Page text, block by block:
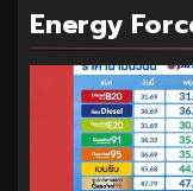
Energy